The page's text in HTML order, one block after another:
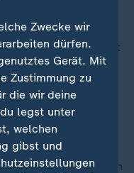
sprechen würde. Mit
gehe es nicht, so
Ich
aber wird mein
müssten sich
schon vorab
Papier streichen.
getroffen
Zwecke wir
dürfen.
Gerät. Mit
Zustimmung zu
die wir deine
legst unter
welchen
gibst und